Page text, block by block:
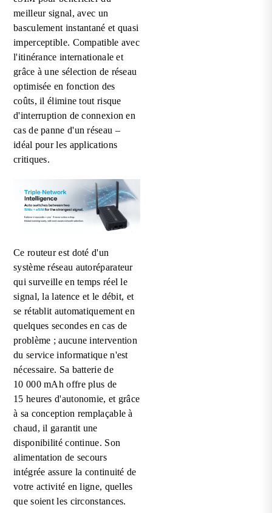
meilleur signal, avec un
basculement instantané et quasi
imperceptible. Compatible avec
l'itinérance internationale et
grâce à une sélection de réseau
optimisée en fonction des
coûts, il élimine tout risque
d'interruption de connexion en
cas de panne d'un réseau –
idéal pour les applications
critiques.
Ce routeur est doté d'un
système réseau autoréparateur
qui surveille en temps réel le
signal, la latence et le débit, et
se rétablit automatiquement en
quelques secondes en cas de
problème ; aucune intervention
du service informatique n'est
nécessaire. Sa batterie de
10 000 mAh offre plus de
15 heures d'autonomie, et grâce
à sa conception remplaçable à
chaud, il garantit une
disponibilité continue. Son
alimentation de secours
intégrée assure la continuité de
votre activité en ligne, quelles
que soient les circonstances.